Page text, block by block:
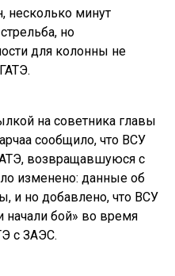
несколько минут
но
для колонны не
на советника главы
сообщило, что ВСУ
возвращавшуюся с
изменено: данные об
и но добавлено, что ВСУ
бой» во время
с ЗАЭС.